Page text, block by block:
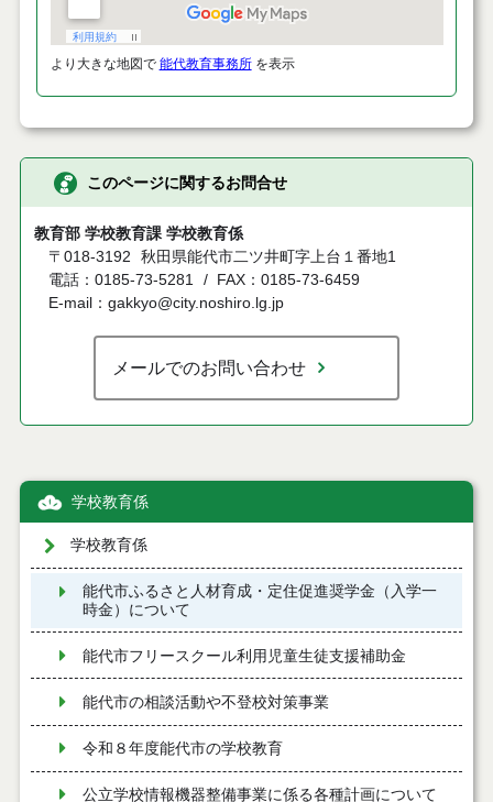
より大きな地図で 能代教育事務所を表示
このページに関するお問合せ
教育部 学校教育課 学校教育係
〒018-3192
秋田県能代市二ツ井町字上台１番地1
電話：0185-73-5281
FAX：0185-73-6459
E-mail：gakkyo@city.noshiro.lg.jp
メールでのお問い合わせ
学校教育係
学校教育係
能代市ふるさと人材育成・定住促進奨学金（入学一
時金）について
能代市フリースクール利用児童生徒支援補助金
能代市の相談活動や不登校対策事業
令和８年度能代市の学校教育
公立学校情報機器整備事業に係る各種計画について